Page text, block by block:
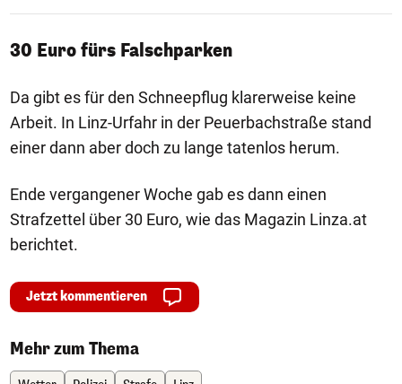
30 Euro fürs Falschparken
Da gibt es für den Schneepflug klarerweise keine
Arbeit. In Linz-Urfahr in der Peuerbachstraße stand
einer dann aber doch zu lange tatenlos herum.
Ende vergangener Woche gab es dann einen
Strafzettel über 30 Euro, wie das Magazin Linza.at
berichtet.
Jetzt kommentieren
Mehr zum Thema